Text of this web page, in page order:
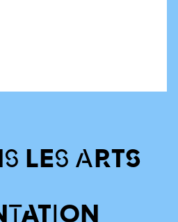
LES ARTS